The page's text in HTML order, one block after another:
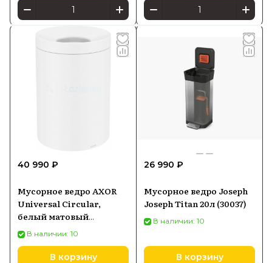
40 990 ₽
Мусорное ведро AXOR
Universal Circular,
белый матовый
42872700
В наличии: 10
В корзину
26 990 ₽
Мусорное ведро Joseph
Joseph Titan 20л (30037)
В наличии: 10
В корзину